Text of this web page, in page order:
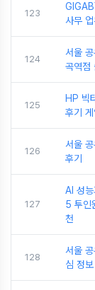
123
사무
124
서울
곡역점
125
HP 빅
후기
126
서울
후기
127
AI 성
5 투인
천
128
서울
심 정보